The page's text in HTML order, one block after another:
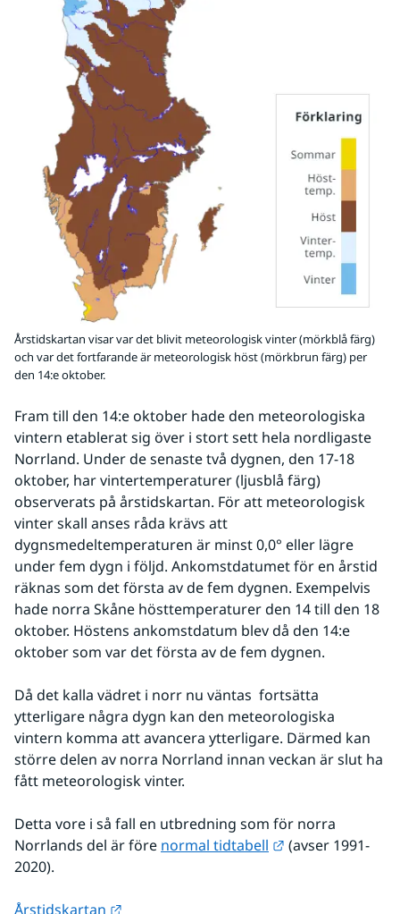
Årstidskartan visar var det blivit meteorologisk vinter (mörkblå färg)
och var det fortfarande är meteorologisk höst (mörkbrun färg) per
den 14:e oktober.
Fram till den 14:e oktober hade den meteorologiska
vintern etablerat sig över i stort sett hela nordligaste
Norrland. Under de senaste två dygnen, den 17-18
oktober, har vintertemperaturer (ljusblå färg)
observerats på årstidskartan. För att meteorologisk
vinter skall anses råda krävs att
dygnsmedeltemperaturen är minst 0,0° eller lägre
under fem dygn i följd. Ankomstdatumet för en årstid
räknas som det första av de fem dygnen. Exempelvis
hade norra Skåne hösttemperaturer den 14 till den 18
oktober. Höstens ankomstdatum blev då den 14:e
oktober som var det första av de fem dygnen.
Då det kalla vädret i norr nu väntas  fortsätta
ytterligare några dygn kan den meteorologiska
vintern komma att avancera ytterligare. Därmed kan
större delen av norra Norrland innan veckan är slut ha
fått meteorologisk vinter.
Detta vore i så fall en utbredning som för norra
Norrlands del är före normal tidtabell Länk till annan
(avser 1991-
2020).
Årstidskartan